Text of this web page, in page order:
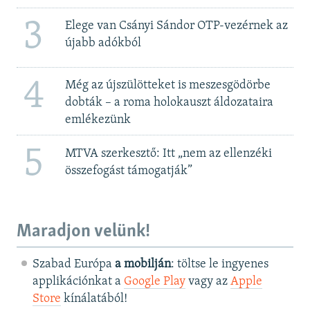
3
Elege van Csányi Sándor OTP-vezérnek az
újabb adókból
4
Még az újszülötteket is meszesgödörbe
dobták – a roma holokauszt áldozataira
emlékezünk
5
MTVA szerkesztő: Itt „nem az ellenzéki
összefogást támogatják”
Maradjon velünk!
Szabad Európa a mobilján: töltse le ingyenes
applikációnkat a Google Playvagy az Apple
Store kínálatából!